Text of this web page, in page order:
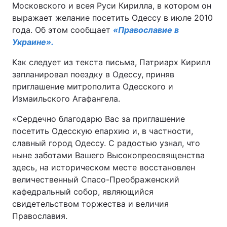
Головна Війна
Україна Політика
Економіка Світ
Московского и всея Руси Кирилла, в котором он
выражает желание посетить Одессу в июле 2010
года. Об этом сообщает «Православие в
Украине».
Как следует из текста письма, Патриарх Кирилл
запланировал поездку в Одессу, приняв
приглашение митрополита Одесского и
Измаильского Агафангела.
«Сердечно благодарю Вас за приглашение
посетить Одесскую епархию и, в частности,
славный город Одессу. С радостью узнал, что
ныне заботами Вашего Высокопреосвященства
здесь, на историческом месте восстановлен
величественный Спасо-Преображенский
кафедральный собор, являющийся
свидетельством торжества и величия
Православия.